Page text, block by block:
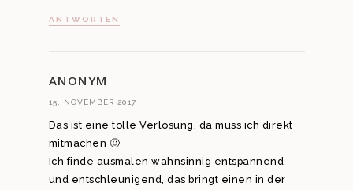
ANTWORTEN
ANONYM
15. NOVEMBER 2017
Das ist eine tolle Verlosung, da muss ich direkt
mitmachen 🙂
Ich finde ausmalen wahnsinnig entspannend
und entschleunigend, das bringt einen in der